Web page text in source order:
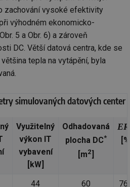
zachování vysoké efektivity
výhodném ekonomicko-
5 a Obr. 6) a zároveň
DC. Větší datová centra, kde se
tepla na vytápění, byla
simulovaných datových center
Využitelný
výkon IT
vybavení
[kW]
Odhadovaná
plocha DC*
[m2]
44 60